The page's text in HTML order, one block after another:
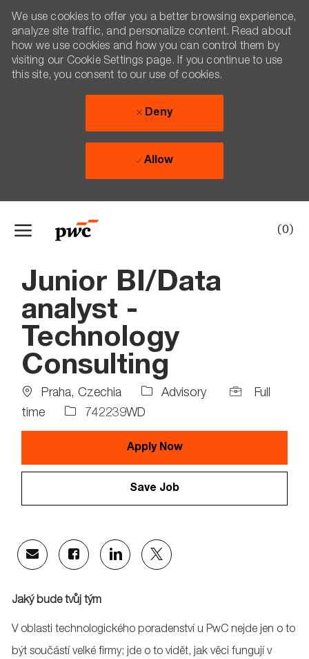
(0)
We use cookies to offer you a better browsing experience,
analyze site traffic, and personalize content. Read about
how we use cookies and how you can control them by
visiting our Cookie Settings page. If you continue to use
this site, you consent to our use of cookies.
Deny
Allow
Junior BI/Data
analyst -
Technology
Consulting
Location
Praha, Czechia Advisory
Job
Full
time
Job
Id
742239WD
Apply Now
Save Job
Share
via
email
Share
via
Facebook
Share
via
Share
via
Jaký bude tvůj tým
V oblasti technologického poradenství u PwC nejde jen o to
být součástí velké firmy; jde o to vidět, jak věci fungují v